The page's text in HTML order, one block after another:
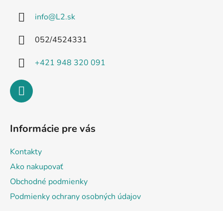
info@L2.sk
052/4524331
+421 948 320 091
Informácie pre vás
Kontakty
Ako nakupovať
Obchodné podmienky
Podmienky ochrany osobných údajov